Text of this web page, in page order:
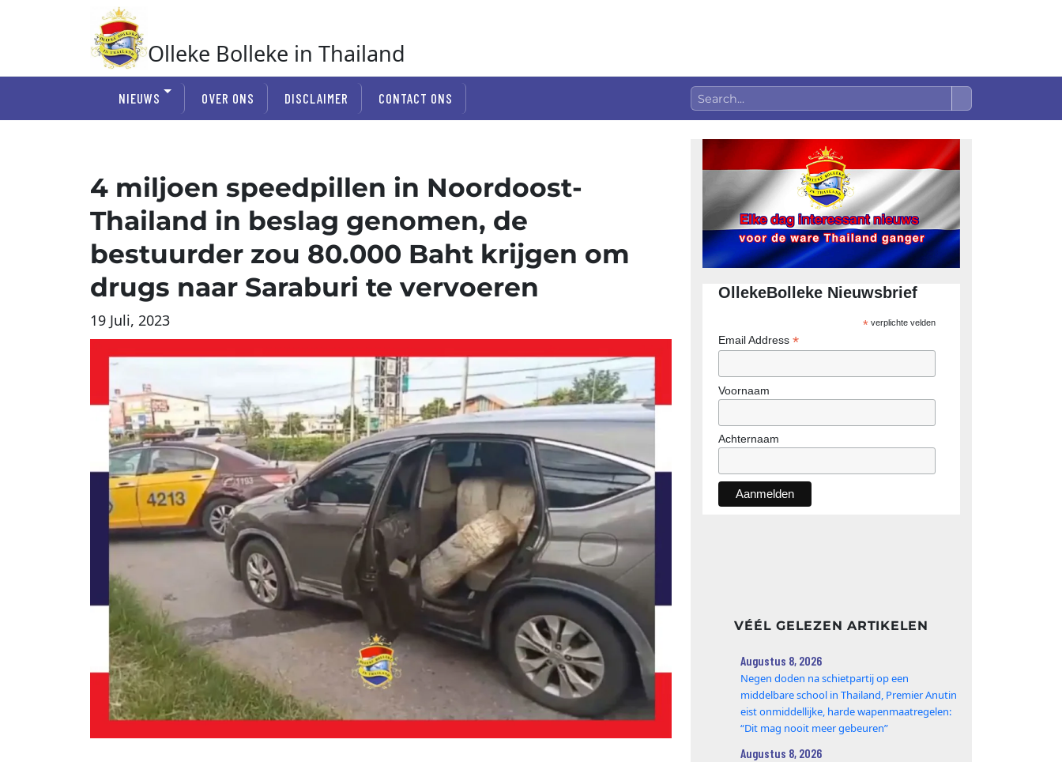
Olleke Bolleke in Thailand
NIEUWS OVER ONS DISCLAIMER CONTACT ONS
4 miljoen speedpillen in Noordoost-
Thailand in beslag genomen, de
bestuurder zou 80.000 Baht krijgen om
drugs naar Saraburi te vervoeren
19 Juli, 2023
OllekeBolleke Nieuwsbrief
*verplichte velden
Email Address *
Voornaam
Achternaam
VÉÉL GELEZEN ARTIKELEN
Augustus 8, 2026
Negen doden na schietpartij op een
middelbare school in Thailand, Premier Anutin
eist onmiddellijke, harde wapenmaatregelen:
“Dit mag nooit meer gebeuren”
Augustus 8, 2026